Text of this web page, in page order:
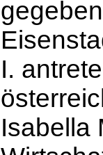
I.
Isabella